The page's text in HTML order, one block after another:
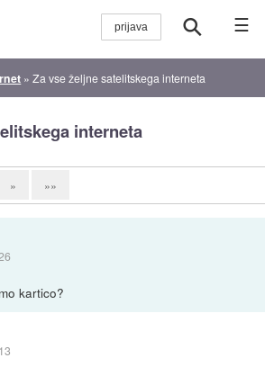
☰
»Za vse željne satelitskega interneta
interneta
» »»
kartico?